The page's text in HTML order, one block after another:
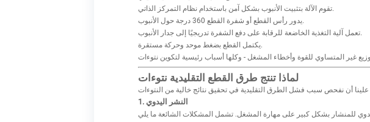
تقوم الآلة بتثبيت الأنبوب بشكل آمن باستخدام نظام التمركز الذاتي.
يدور رأس القطع أو شفرة القطع 360 درجة حول الأنبوب.
تعمل آلية التغذية الخاضعة للرقابة على دفع الشفرة تدريجيًا إلى جدار الأنبوب.
يكتمل القطع بضغط موحد وحركة مستقرة.
لماذا تنتج طرق القطع التقليدية نتوءات
1. النشر اليدوي